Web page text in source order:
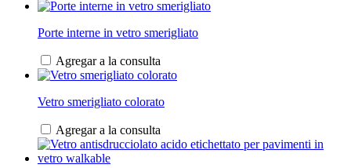
Porte interne in vetro smerigliato
Agregar a la consulta
Vetro smerigliato colorato
Agregar a la consulta